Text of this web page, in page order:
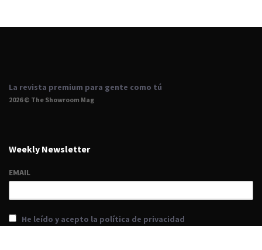
La revista premium para gente como tú
2026 © The Showroom Mag
Weekly Newsletter
EMAIL
He leído y acepto la política de privacidad